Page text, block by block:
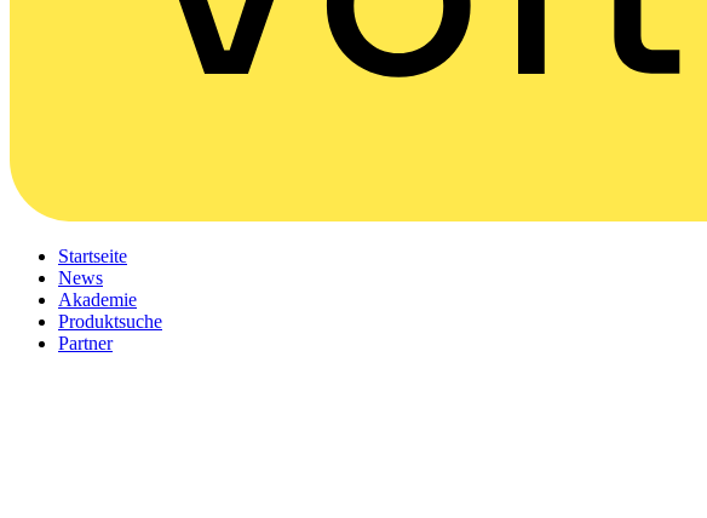
Startseite
News
Akademie
Produktsuche
Partner